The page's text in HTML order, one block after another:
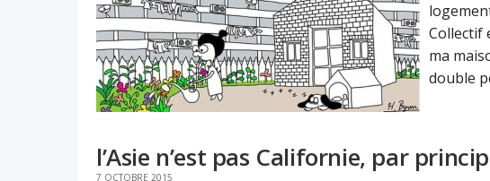
Collectif
ma
double
l’Asie n’est pas Californie, par
7 OCTOBRE 2015